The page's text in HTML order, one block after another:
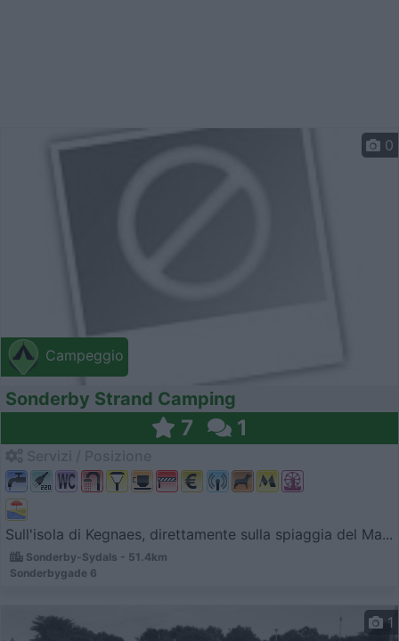
Campeggio
0
Sonderby Strand Camping
7 1
Sull'isola di Kegnaes, direttamente sulla spiaggia del Ma...
Sonderby-Sydals - 51.4km
Sonderbygade 6
1